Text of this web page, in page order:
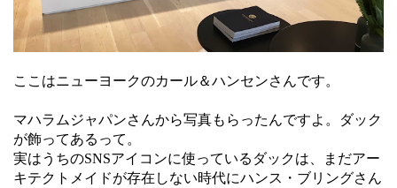
ここはニューヨークのカール＆ハンセンさんです。
マハラムジャパンさんから写真もらったんですよ。ダック
が飾ってあるって。
実はうちのSNSアイコンに使っているダックは、まだアー
キテクトメイドが存在しない時代にハンス・ブリングさん